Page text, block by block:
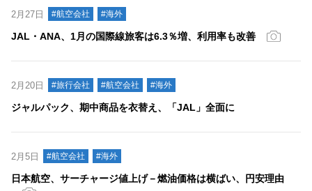
2月27日 #航空会社 #海外
JAL・ANA、1月の国際線旅客は6.3％増、利用率も改善
2月20日 #旅行会社 #航空会社 #海外
ジャルパック、期中商品を衣替え、「JAL」全面に
2月5日 #航空会社 #海外
日本航空、サーチャージ値上げ－燃油価格は横ばい、円安理由